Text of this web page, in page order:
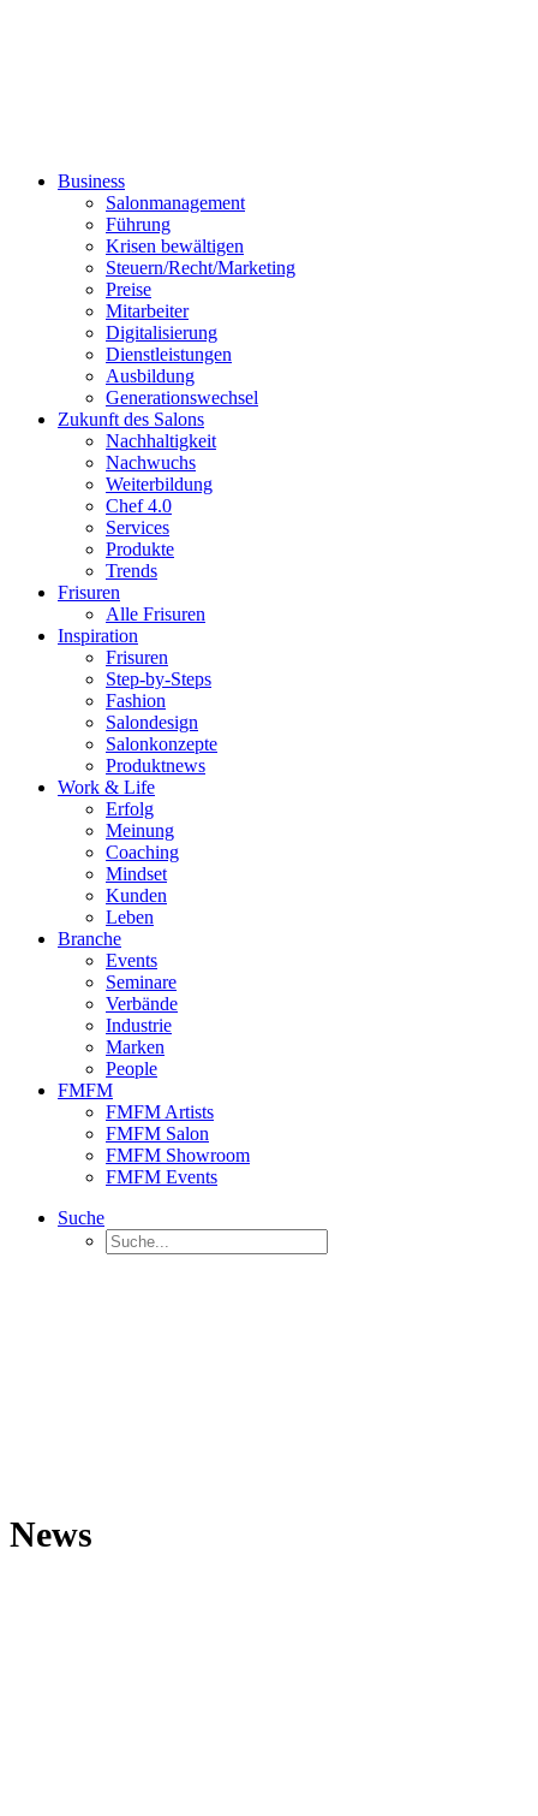
Business
Salonmanagement
Führung
Krisen bewältigen
Steuern/Recht/Marketing
Preise
Mitarbeiter
Digitalisierung
Dienstleistungen
Ausbildung
Generationswechsel
Zukunft des Salons
Nachhaltigkeit
Nachwuchs
Weiterbildung
Chef 4.0
Services
Produkte
Trends
Frisuren
Alle Frisuren
Inspiration
Frisuren
Step-by-Steps
Fashion
Salondesign
Salonkonzepte
Produktnews
Work & Life
Erfolg
Meinung
Coaching
Mindset
Kunden
Leben
Branche
Events
Seminare
Verbände
Industrie
Marken
People
FMFM
FMFM Artists
FMFM Salon
FMFM Showroom
FMFM Events
Suche
News